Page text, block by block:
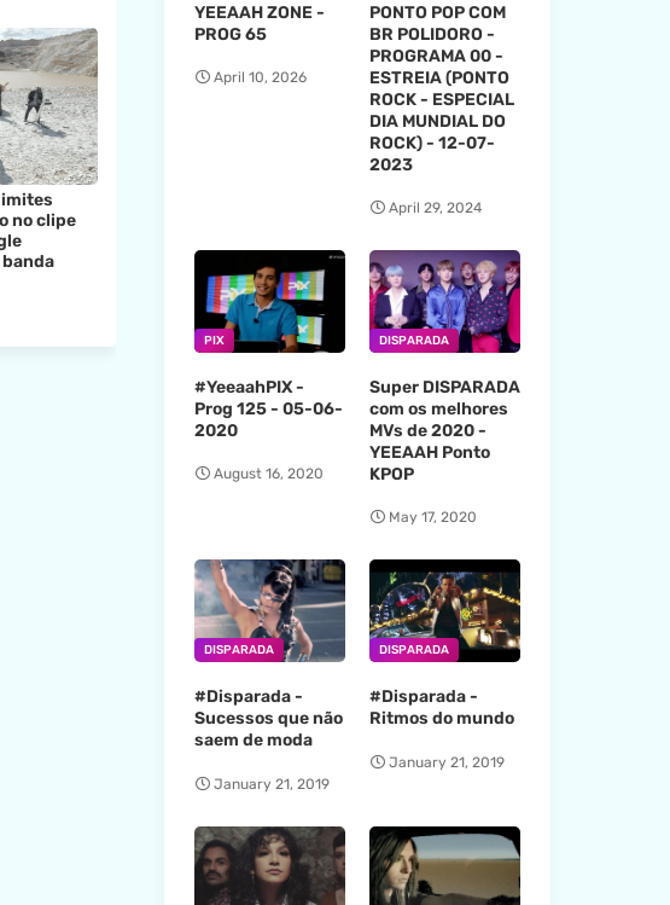
no clipe
YEEAAH ZONE -
PROG 65
April 10, 2026
PONTO POP COM
BR POLIDORO -
PROGRAMA 00 -
ESTREIA (PONTO
ROCK - ESPECIAL
DIA MUNDIAL DO
ROCK) - 12-07-
2023
April 29, 2024
PIX
#YeeaahPIX -
Prog 125 - 05-06-
2020
August 16, 2020
DISPARADA
Super DISPARADA
com os melhores
MVs de 2020 -
YEEAAH Ponto
KPOP
May 17, 2020
DISPARADA
#Disparada -
Sucessos que não
saem de moda
January 21, 2019
DISPARADA
#Disparada -
Ritmos do mundo
January 21, 2019